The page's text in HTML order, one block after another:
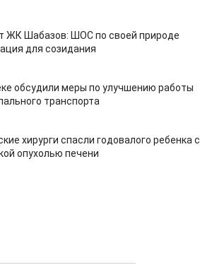
ЖК Шабазов: ШОС по своей природе
для созидания
обсудили меры по улучшению работы
транспорта
хирурги спасли годовалого ребенка с
опухолью печени